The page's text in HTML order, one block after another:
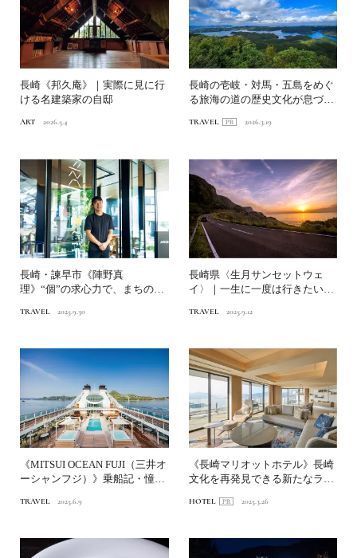
長崎《邦久庵》｜実際に見に行
ける名建築家の自邸
ART 2026.5.4
長崎の壱岐・対馬・五島をめぐ
る旅海の道の歴史文化が息づ
TRAVEL 2026.3.19
長崎・諫早市《陣野真
理》“個”の求心力で、まちの景
り...
TRAVEL 2025.9.30
長崎県〈生月サンセットウェ
イ〉｜一生に一度は行きたい！
TRAVEL 2025.9.12
《MITSUI OCEAN FUJI（三井オ
ーシャンフジ）》乗船記・憧れ
TRAVEL 2025.6.9
《長崎マリオットホテル》長崎
文化を再発見できる新たなラン
HOTEL 2025.3.26